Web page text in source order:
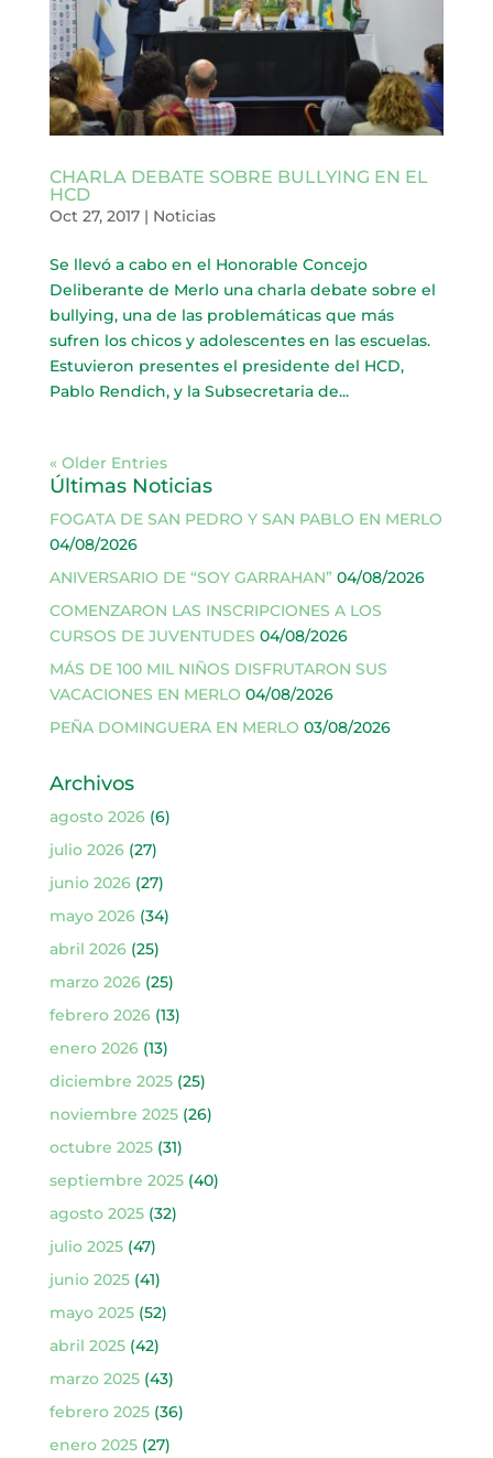
CHARLA DEBATE SOBRE BULLYING EN EL
HCD
Oct 27, 2017| Noticias
Se llevó a cabo en el Honorable Concejo
Deliberante de Merlo una charla debate sobre el
bullying, una de las problemáticas que más
sufren los chicos y adolescentes en las escuelas.
Estuvieron presentes el presidente del HCD,
Pablo Rendich, y la Subsecretaria de...
« Older Entries
Últimas Noticias
FOGATA DE SAN PEDRO Y SAN PABLO EN MERLO
04/08/2026
ANIVERSARIO DE “SOY GARRAHAN” 04/08/2026
COMENZARON LAS INSCRIPCIONES A LOS
CURSOS DE JUVENTUDES 04/08/2026
MÁS DE 100 MIL NIÑOS DISFRUTARON SUS
VACACIONES EN MERLO 04/08/2026
PEÑA DOMINGUERA EN MERLO 03/08/2026
Archivos
agosto 2026(6)
julio 2026(27)
junio 2026(27)
mayo 2026(34)
abril 2026(25)
marzo 2026(25)
febrero 2026(13)
enero 2026(13)
diciembre 2025(25)
noviembre 2025(26)
octubre 2025(31)
septiembre 2025(40)
agosto 2025(32)
julio 2025(47)
junio 2025(41)
mayo 2025(52)
abril 2025(42)
marzo 2025(43)
febrero 2025(36)
enero 2025(27)